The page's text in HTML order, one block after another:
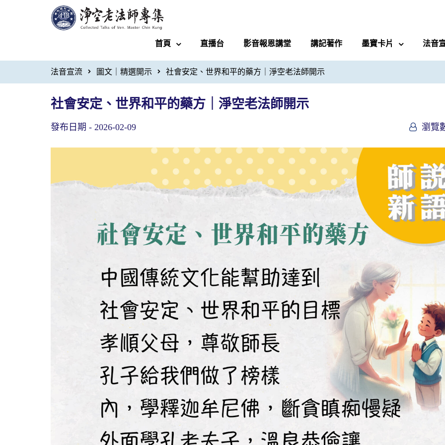
首頁 直播台 影音報恩講堂 講記著作 墨寶卡片 法音
法音宣流 圖文｜精選開示 社會安定、世界和平的藥方｜淨空老法師開示
社會安定、世界和平的藥方｜淨空老法師開示
發布日期 - 2026-02-09 瀏覽